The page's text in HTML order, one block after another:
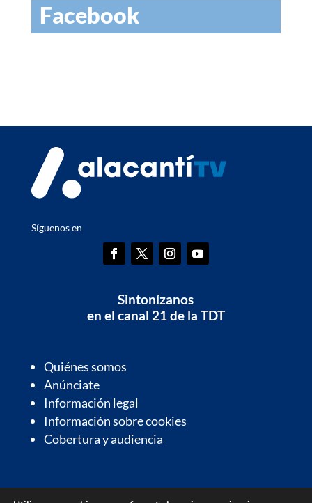
Facebook
Síguenos en
Sintonízanos
en el canal 21 de la TDT
Quiénes somos
Anúnciate
Información legal
Información sobre cookies
Cobertura y audiencia
Información de interés